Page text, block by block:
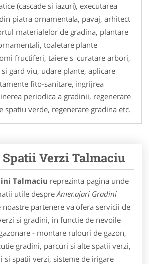
(cascade si iazuri), executarea
piatra ornamentala, pavaj, arhitect
materialelor de gradina, plantare
toaletare plante
fructiferi, taiere si curatare arbori,
gard viu, udare plante, aplicare
fito-sanitare, ingrijrea
periodica a gradinii, regenerare
spatiu verde, regenerare gradina etc.
Verzi Talmaciu
Talmaciu reprezinta pagina unde
utile despre Amenajari Gradini
noastre partenere va ofera servicii de
si gradini, in functie de nevoile
- montare rulouri de gazon,
gradini, parcuri si alte spatii verzi,
si spatii verzi, sisteme de irigare